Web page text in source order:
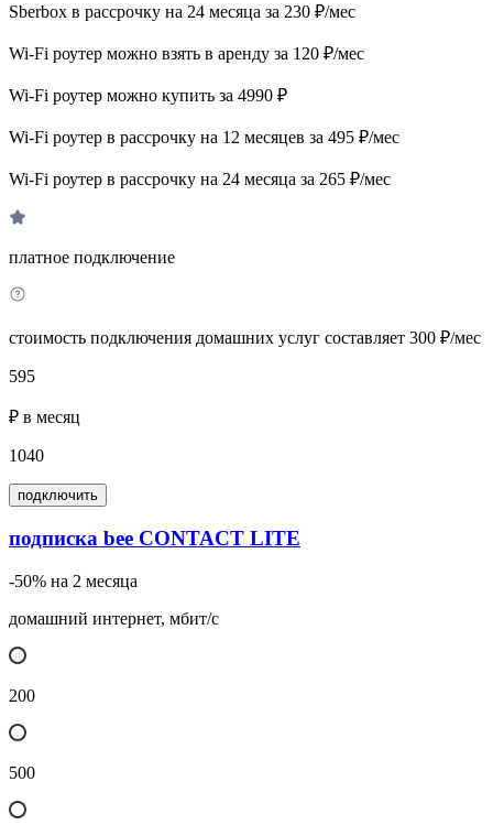
Sberbox в рассрочку на 24 месяца за 230 ₽/мес
Wi-Fi роутер можно взять в аренду за 120 ₽/мес
Wi-Fi роутер можно купить за 4990 ₽
Wi-Fi роутер в рассрочку на 12 месяцев за 495 ₽/мес
Wi-Fi роутер в рассрочку на 24 месяца за 265 ₽/мес
платное подключение
стоимость подключения домашних услуг составляет 300 ₽/мес
595
₽ в месяц
1040
подключить
подписка bee CONTACT LITE
-50% на 2 месяца
домашний интернет, мбит/с
200
500